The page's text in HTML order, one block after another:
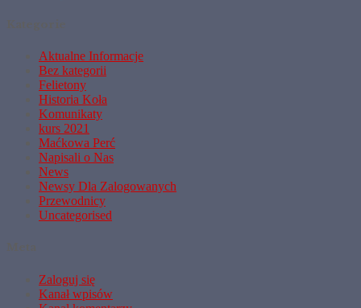
Aktualne Informacje
Bez kategorii
Felietony
Historia Koła
Komunikaty
kurs 2021
Maćkowa Perć
Napisali o Nas
News
Newsy Dla Zalogowanych
Przewodnicy
Uncategorised
Zaloguj się
Kanał wpisów